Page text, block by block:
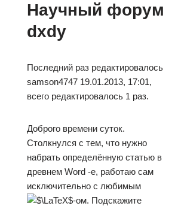
Научный форум
dxdy
Последний раз редактировалось
samson4747 19.01.2013, 17:01,
всего редактировалось 1 раз.
Доброго времени суток.
Столкнулся с тем, что нужно
набрать определённую статью в
древнем Word -e, работаю сам
исключительно с любимым
-ом. Подскажите